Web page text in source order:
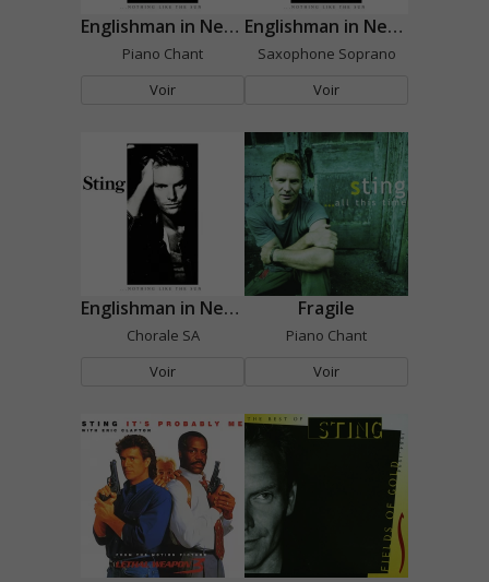
Englishman in New York
Piano Chant
Voir
Englishman in New York
Saxophone Soprano
Voir
Englishman in New York
Chorale SA
Voir
Fragile
Piano Chant
Voir